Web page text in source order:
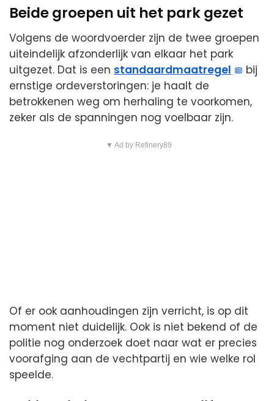
Beide groepen uit het park gezet
Volgens de woordvoerder zijn de twee groepen
uiteindelijk afzonderlijk van elkaar het park
uitgezet. Dat is een standaardmaatregel
bij
ernstige ordeverstoringen: je haalt de
betrokkenen weg om herhaling te voorkomen,
zeker als de spanningen nog voelbaar zijn.
▼ Ad by Refinery89
Of er ook aanhoudingen zijn verricht, is op dit
moment niet duidelijk. Ook is niet bekend of de
politie nog onderzoek doet naar wat er precies
voorafging aan de vechtpartij en wie welke rol
speelde.